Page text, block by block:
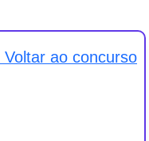
Voltar ao concurso